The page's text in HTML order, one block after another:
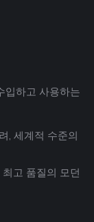
입하고 사용하는
, 세계적 수준의
고 품질의 모던